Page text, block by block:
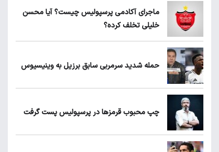
ماجرای آکادمی پرسپولیس چیست؟ آیا محسن
خلیلی تخلف کرده؟
حمله شدید سرمربی سابق برزیل به وینیسیوس
چپ محبوب قرمزها در پرسپولیس پست گرفت